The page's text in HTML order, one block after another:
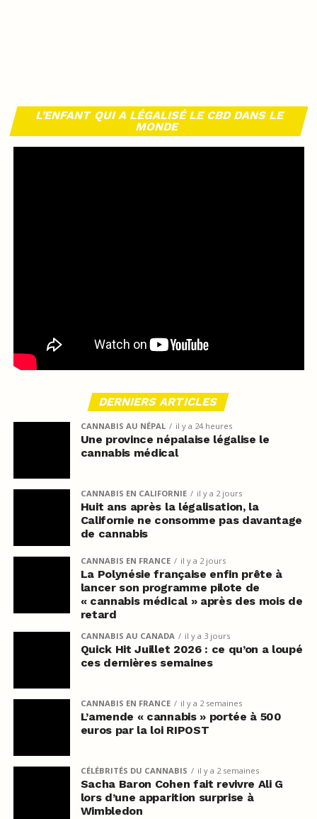
L’ENFANT QUI A LÉGALISÉ LE CBD DANS LE
MONDE
DERNIERS ARTICLES
CANNABIS AU NÉPAL il y a 24 heures
Une province népalaise légalise le
cannabis médical
CANNABIS EN CALIFORNIE il y a 2 jours
Huit ans après la légalisation, la
Californie ne consomme pas davantage
de cannabis
CANNABIS EN FRANCE il y a 2 jours
La Polynésie française enfin prête à
lancer son programme pilote de
« cannabis médical » après des mois de
retard
CANNABIS AU CANADA il y a 3 jours
Quick Hit Juillet 2026 : ce qu’on a loupé
ces dernières semaines
CANNABIS EN FRANCE il y a 2 semaines
L’amende « cannabis » portée à 500
euros par la loi RIPOST
CÉLÉBRITÉS DU CANNABIS il y a 2 semaines
Sacha Baron Cohen fait revivre Ali G
lors d’une apparition surprise à
Wimbledon